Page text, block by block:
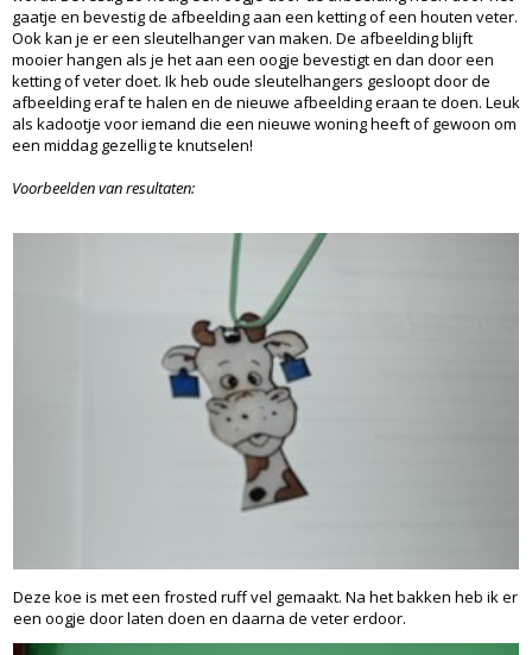
gaatje en bevestig de afbeelding aan een ketting of een houten veter.
Ook kan je er een sleutelhanger van maken. De afbeelding blijft
mooier hangen als je het aan een oogje bevestigt en dan door een
ketting of veter doet. Ik heb oude sleutelhangers gesloopt door de
afbeelding eraf te halen en de nieuwe afbeelding eraan te doen. Leuk
als kadootje voor iemand die een nieuwe woning heeft of gewoon om
een middag gezellig te knutselen!
Voorbeelden van resultaten:
Deze koe is met een frosted ruff vel gemaakt. Na het bakken heb ik er
een oogje door laten doen en daarna de veter erdoor.